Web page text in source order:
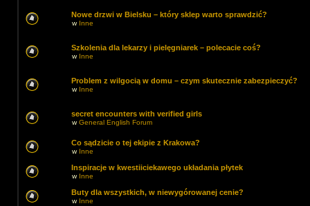
Nowe drzwi w Bielsku – który sklep warto sprawdzić?
w Inne
Szkolenia dla lekarzy i pielęgniarek – polecacie coś?
w Inne
Problem z wilgocią w domu – czym skutecznie zabezpieczyć?
w Inne
secret encounters with verified girls
wGeneral English Forum
Co sądzicie o tej ekipie z Krakowa?
w Inne
Inspiracje w kwestiiciekawego układania płytek
w Inne
Buty dla wszystkich, w niewygórowanej cenie?
w Inne